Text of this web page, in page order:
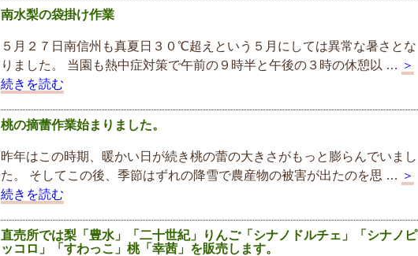
南水梨の袋掛け作業
５月２７日南信州も真夏日３０℃超えという５月にしては異常な暑さとな
りました。 当園も熱中症対策で午前の９時半と午後の３時の休憩以 … ＞
続きを読む
桃の摘蕾作業始まりました。
昨年はこの時期、暖かい日が続き桃の蕾の大きさがもっと膨らんでいまし
た。 そしてこの後、季節はずれの降雪で農産物の被害が出たのを思 … ＞
続きを読む
直売所では梨「豊水」「二十世紀」りんご「シナノドルチェ」「シナノピ
ッコロ」「すわっこ」桃「幸茜」を販売します。